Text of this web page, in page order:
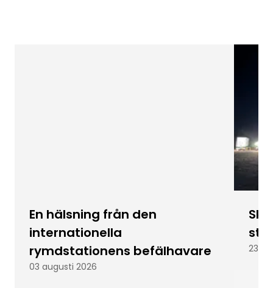
En hälsning från den
internationella
rymdstationens befälhavare
03 augusti 2026
23